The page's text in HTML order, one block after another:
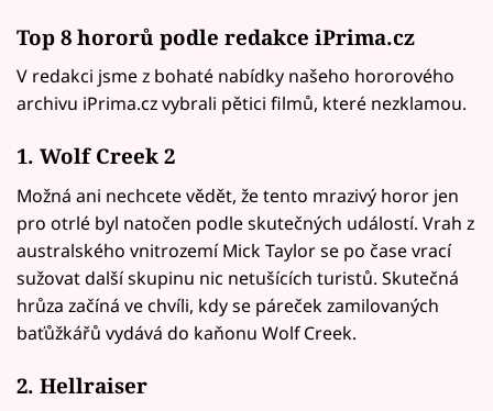
Top 8 hororů podle redakce iPrima.cz
V redakci jsme z bohaté nabídky našeho hororového
archivu iPrima.cz vybrali pětici filmů, které nezklamou.
1. Wolf Creek 2
Možná ani nechcete vědět, že tento mrazivý horor jen
pro otrlé byl natočen podle skutečných událostí. Vrah z
australského vnitrozemí Mick Taylor se po čase vrací
sužovat další skupinu nic netušících turistů. Skutečná
hrůza začíná ve chvíli, kdy se páreček zamilovaných
baťůžkářů vydává do kaňonu Wolf Creek.
2. Hellraiser